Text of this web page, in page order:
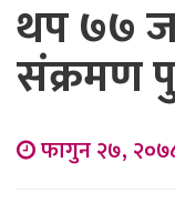
थप ७७
संक्रमण
फागुन २७,